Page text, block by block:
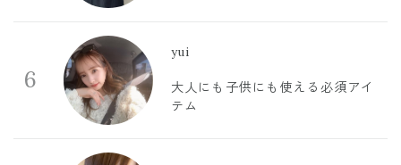
6
yui
大人にも子供にも使える必須アイ
テム